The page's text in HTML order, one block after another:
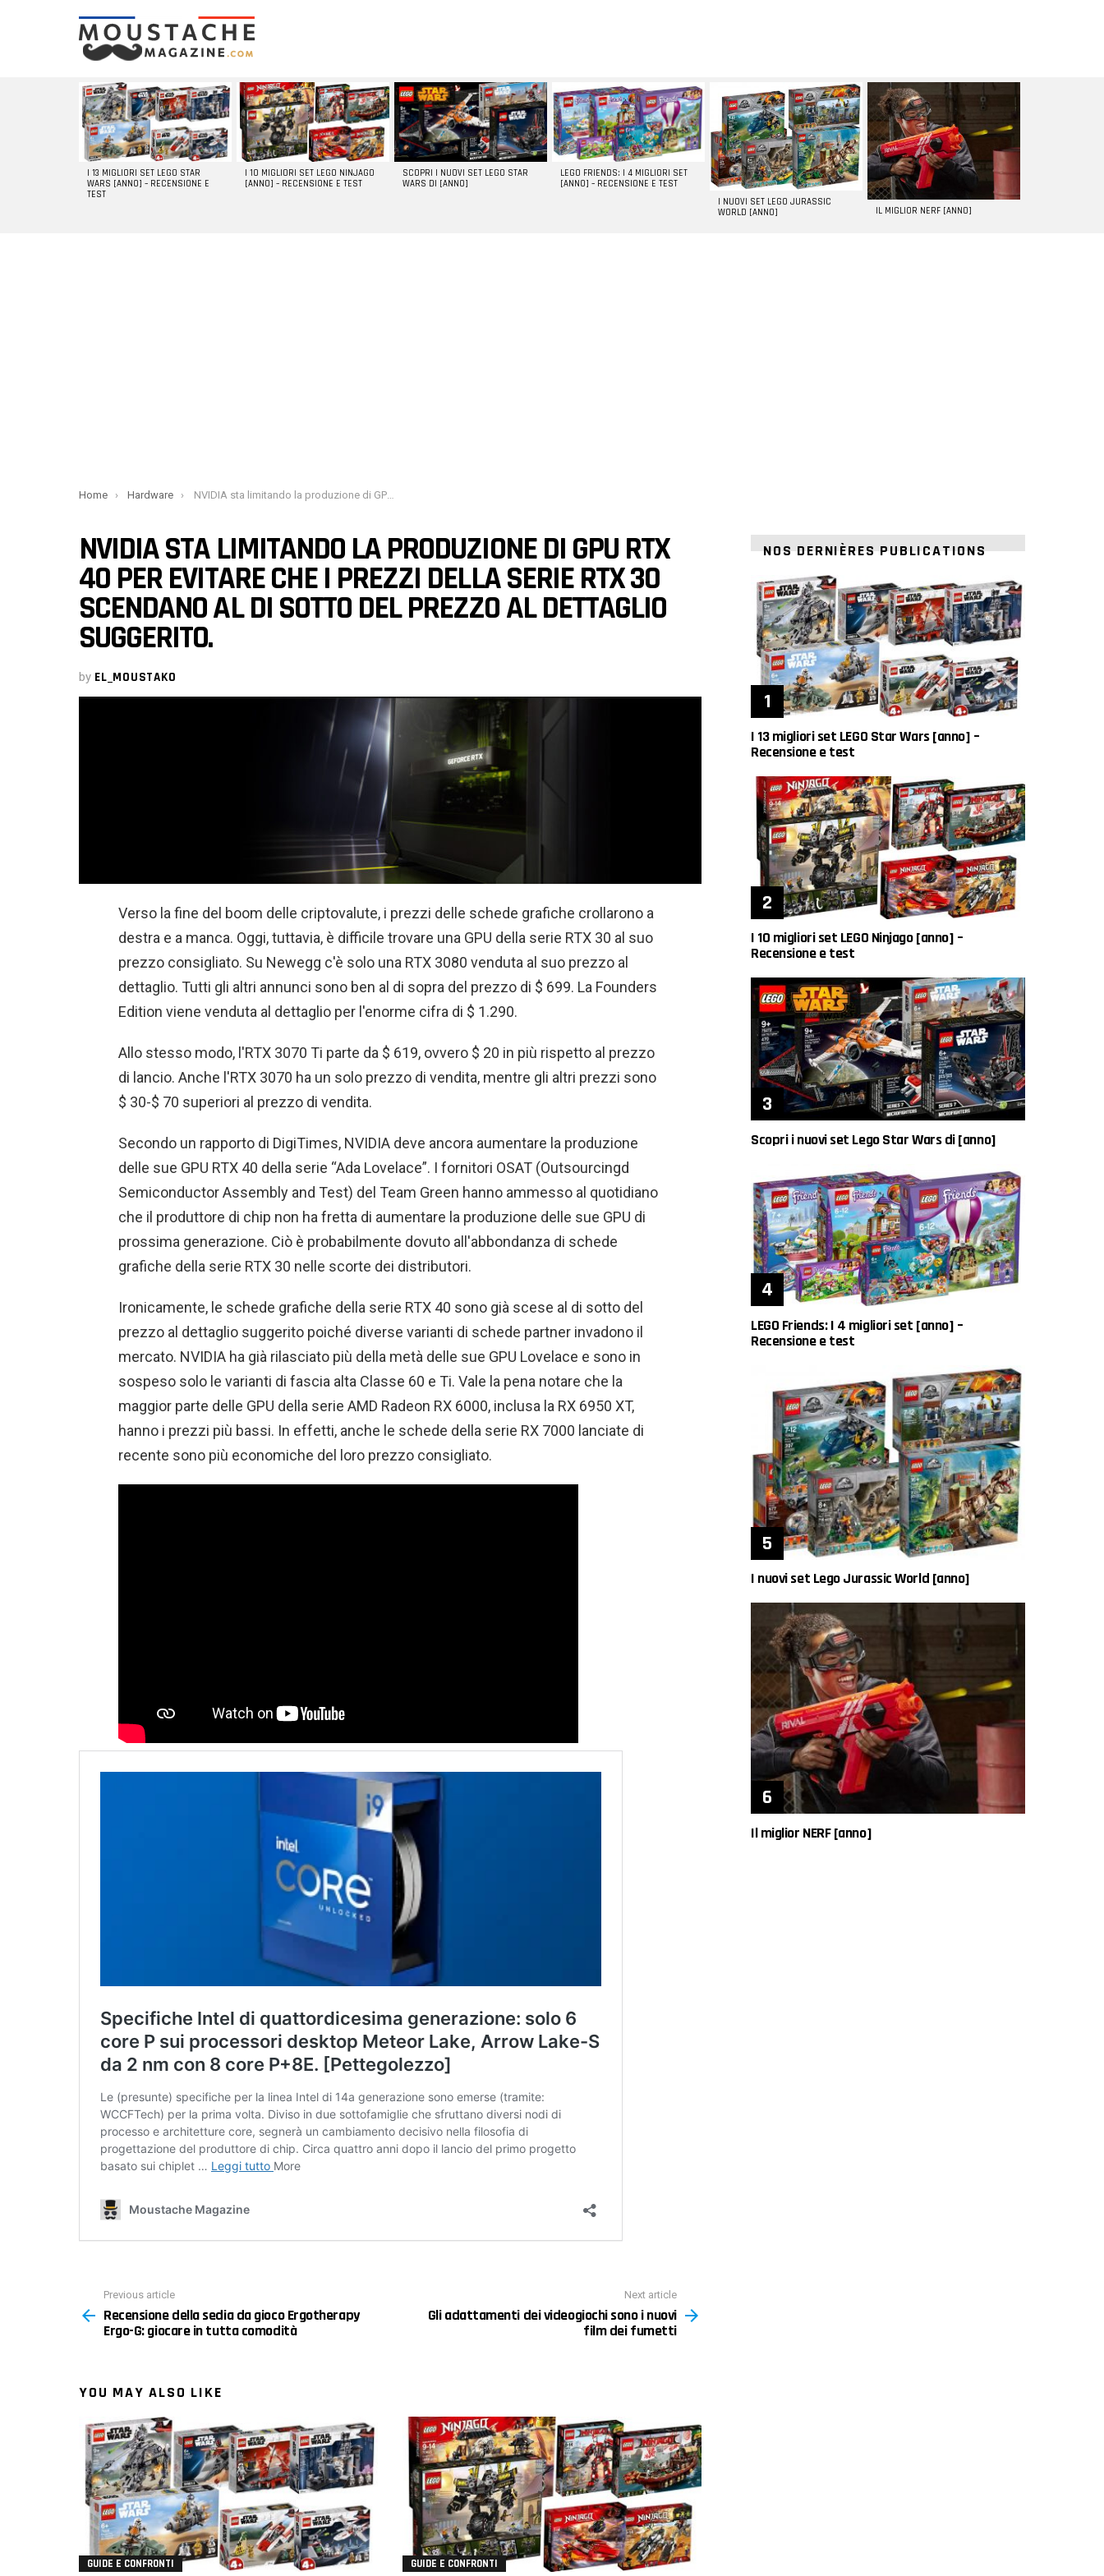
LATEST
STORIES
I 13 MIGLIORI SET LEGO STAR
WARS [ANNO] – RECENSIONE E
TEST
I 10 MIGLIORI SET LEGO NINJAGO
[ANNO] – RECENSIONE E TEST
SCOPRI I NUOVI SET LEGO STAR
WARS DI [ANNO]
LEGO FRIENDS: I 4 MIGLIORI SET
[ANNO] – RECENSIONE E TEST
I NUOVI SET LEGO JURASSIC
WORLD [ANNO]
IL MIGLIOR NERF [ANNO]
You are here:
Home Hardware NVIDIA sta limitando la produzione di GPU RTX 40 per evitare che i prezzi della serie RTX 30 scendano al di sotto del prezzo al dettaglio suggerito.
NVIDIA STA LIMITANDO LA PRODUZIONE DI GPU RTX
40 PER EVITARE CHE I PREZZI DELLA SERIE RTX 30
SCENDANO AL DI SOTTO DEL PREZZO AL DETTAGLIO
SUGGERITO.
by EL_MOUSTAKO
Verso la fine del boom delle criptovalute, i prezzi delle schede grafiche crollarono a
destra e a manca. Oggi, tuttavia, è difficile trovare una GPU della serie RTX 30 al suo
prezzo consigliato. Su Newegg c'è solo una RTX 3080 venduta al suo prezzo al
dettaglio. Tutti gli altri annunci sono ben al di sopra del prezzo di $ 699. La Founders
Edition viene venduta al dettaglio per l'enorme cifra di $ 1.290.
Allo stesso modo, l'RTX 3070 Ti parte da $ 619, ovvero $ 20 in più rispetto al prezzo
di lancio. Anche l'RTX 3070 ha un solo prezzo di vendita, mentre gli altri prezzi sono
$ 30-$ 70 superiori al prezzo di vendita.
Secondo un rapporto di DigiTimes, NVIDIA deve ancora aumentare la produzione
delle sue GPU RTX 40 della serie “Ada Lovelace”. I fornitori OSAT (Outsourcingd
Semiconductor Assembly and Test) del Team Green hanno ammesso al quotidiano
che il produttore di chip non ha fretta di aumentare la produzione delle sue GPU di
prossima generazione. Ciò è probabilmente dovuto all'abbondanza di schede
grafiche della serie RTX 30 nelle scorte dei distributori.
Ironicamente, le schede grafiche della serie RTX 40 sono già scese al di sotto del
prezzo al dettaglio suggerito poiché diverse varianti di schede partner invadono il
mercato. NVIDIA ha già rilasciato più della metà delle sue GPU Lovelace e sono in
sospeso solo le varianti di fascia alta Classe 60 e Ti. Vale la pena notare che la
maggior parte delle GPU della serie AMD Radeon RX 6000, inclusa la RX 6950 XT,
hanno i prezzi più bassi. In effetti, anche le schede della serie RX 7000 lanciate di
recente sono più economiche del loro prezzo consigliato.
more
Previous article
Recensione della sedia da gioco Ergotherapy
Ergo-G: giocare in tutta comodità
Next article
Gli adattamenti dei videogiochi sono i nuovi
film dei fumetti
YOU MAY ALSO LIKE
GUIDE E CONFRONTI GUIDE E CONFRONTI
NOS DERNIÈRES PUBLICATIONS
I 13 migliori set LEGO Star Wars [anno] –
Recensione e test
I 10 migliori set LEGO Ninjago [anno] –
Recensione e test
Scopri i nuovi set Lego Star Wars di [anno]
LEGO Friends: I 4 migliori set [anno] –
Recensione e test
I nuovi set Lego Jurassic World [anno]
Il miglior NERF [anno]